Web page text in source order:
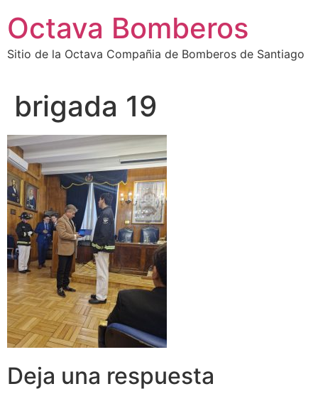
Octava Bomberos
Sitio de la Octava Compañia de Bomberos de Santiago
brigada 19
Deja una respuesta